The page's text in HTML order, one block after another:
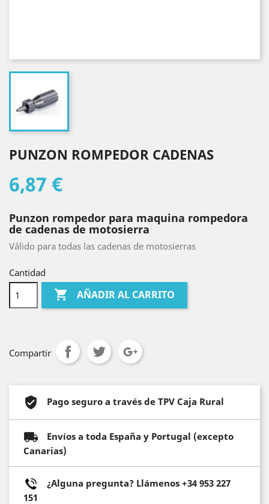
PUNZON ROMPEDOR CADENAS
6,87 €
Punzon rompedor para maquina rompedora
de cadenas de motosierra
Válido para todas las cadenas de motosierras
Cantidad
 AÑADIR AL CARRITO
Compartir
Pago seguro a través de TPV Caja Rural
Envíos a toda España y Portugal (excepto
Canarias)
¿Alguna pregunta? Llámenos +34 953 227
151